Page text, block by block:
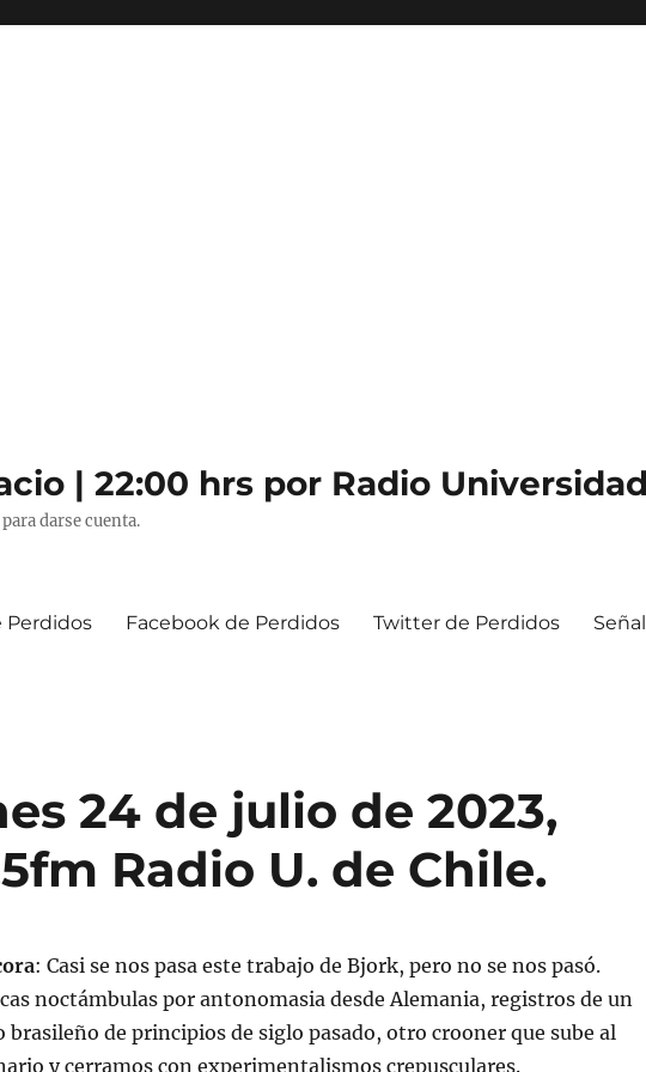
| 22:00 hrs por Radio
darse cuenta.
Perdidos Facebook de Perdidos Twitter de Perdidos
24 de julio de 2023,
Radio U. de Chile.
: Casi se nos pasa este trabajo de Bjork, pero no se nos pasó.
noctámbulas por antonomasia desde Alemania, registros de un
brasileño de principios de siglo pasado, otro crooner que sube al
y cerramos con experimentalismos crepusculares.